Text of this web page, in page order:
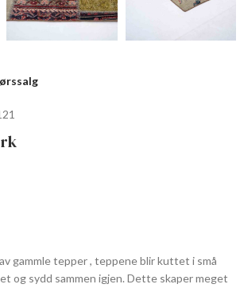
gammle tepper , teppene blir kuttet i små
og sydd sammen igjen. Dette skaper meget